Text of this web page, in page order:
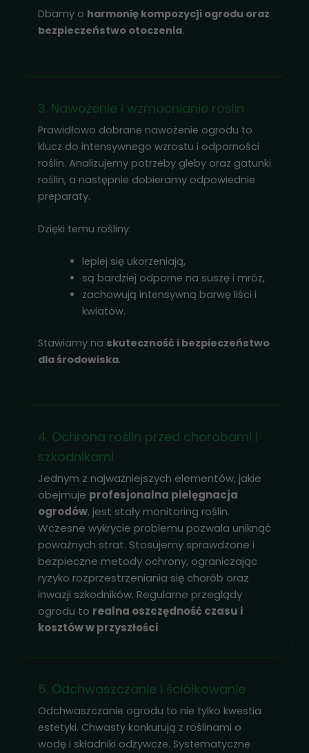
Dbamy o harmonię kompozycji ogrodu oraz
bezpieczeństwo otoczenia.
3. Nawożenie i wzmacnianie roślin
Prawidłowo dobrane nawożenie ogrodu to
klucz do intensywnego wzrostu i odporności
roślin. Analizujemy potrzeby gleby oraz gatunki
roślin, a następnie dobieramy odpowiednie
preparaty.
Dzięki temu rośliny:
lepiej się ukorzeniają,
są bardziej odporne na suszę i mróz,
zachowują intensywną barwę liści i
kwiatów.
Stawiamy na skuteczność i bezpieczeństwo
dla środowiska.
4. Ochrona roślin przed chorobami i
szkodnikami
Jednym z najważniejszych elementów, jakie
obejmuje profesjonalna pielęgnacja
ogrodów, jest stały monitoring roślin.
Wczesne wykrycie problemu pozwala uniknąć
poważnych strat. Stosujemy sprawdzone i
bezpieczne metody ochrony, ograniczając
ryzyko rozprzestrzeniania się chorób oraz
inwazji szkodników. Regularne przeglądy
ogrodu to realna oszczędność czasu i
kosztów w przyszłości
5. Odchwaszczanie i ściółkowanie
Odchwaszczanie ogrodu to nie tylko kwestia
estetyki. Chwasty konkurują z roślinami o
wodę i składniki odżywcze. Systematyczne